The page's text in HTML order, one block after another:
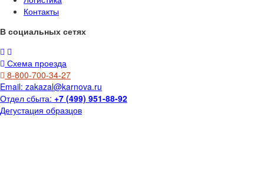
Контакты
В социальных сетях
Схема проезда
8-800-700-34-27
Email: zakazal@karnova.ru
Отдел сбыта: +7 (499) 951-88-92
Дегустация образцов